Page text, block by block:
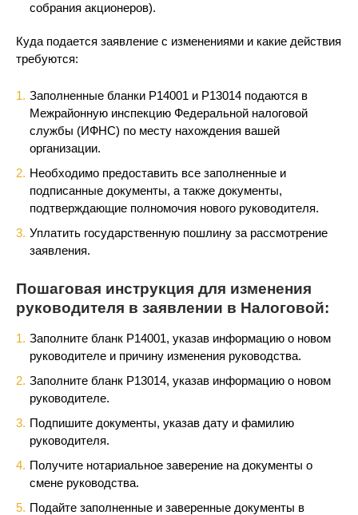
собрания акционеров).
Куда подается заявление с изменениями и какие действия
требуются:
Заполненные бланки Р14001 и Р13014 подаются в
Межрайонную инспекцию Федеральной налоговой
службы (ИФНС) по месту нахождения вашей
организации.
Необходимо предоставить все заполненные и
подписанные документы, а также документы,
подтверждающие полномочия нового руководителя.
Уплатить государственную пошлину за рассмотрение
заявления.
Пошаговая инструкция для изменения
руководителя в заявлении в Налоговой:
Заполните бланк Р14001, указав информацию о новом
руководителе и причину изменения руководства.
Заполните бланк Р13014, указав информацию о новом
руководителе.
Подпишите документы, указав дату и фамилию
руководителя.
Получите нотариальное заверение на документы о
смене руководства.
Подайте заполненные и заверенные документы в